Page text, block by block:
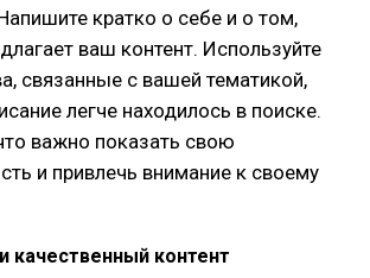
кратко о себе и о том,
ваш контент. Используйте
связанные с вашей тематикой,
легче находилось в поиске.
важно показать свою
и привлечь внимание к своему
качественный контент